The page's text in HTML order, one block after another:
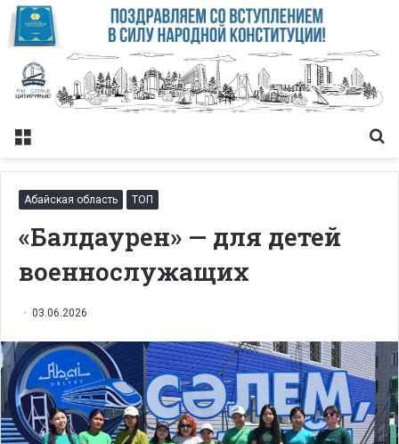
Меню
Абайская область ТОП
«Балдаурен» — для детей
военнослужащих
03.06.2026